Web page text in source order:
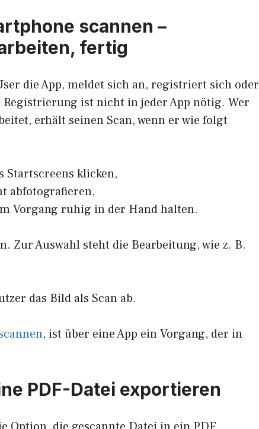
scannen –
fertig
die App, meldet sich an, registriert sich oder
ist nicht in jeder App nötig. Wer
erhält seinen Scan, wenn er wie folgt
Startscreens klicken,
abfotografieren,
Vorgang ruhig in der Hand halten.
Zur Auswahl steht die Bearbeitung, wie z. B.
das Bild als Scan ab.
, ist über eine App ein Vorgang, der in
PDF-Datei exportieren